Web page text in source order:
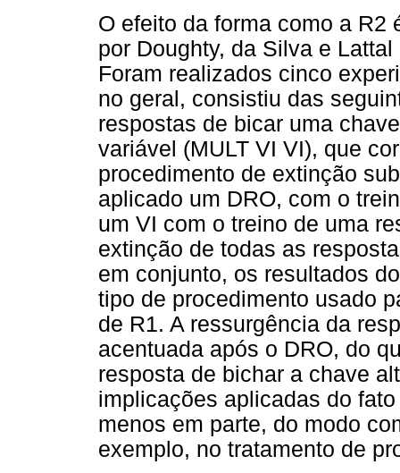
O efeito da forma como a R2
por Doughty, da Silva e
Foram realizados cinco
no geral, consistiu das
respostas de bicar uma
variável (MULT VI VI), que
procedimento de extinção
aplicado um DRO, com o
um VI com o treino de uma
extinção de todas as
em conjunto, os resultados
tipo de procedimento usado
de R1. A ressurgência da
acentuada após o DRO, do
resposta de bichar a chave
implicações aplicadas do
menos em parte, do modo
exemplo, no tratamento de